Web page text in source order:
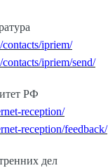
ipriem/
ipriem/send/
РФ
reception/
reception/feedback/
дел